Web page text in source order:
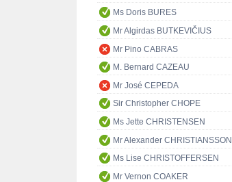
Ms Doris BURES
Mr Algirdas BUTKEVIČIUS
Mr Pino CABRAS
M. Bernard CAZEAU
Mr José CEPEDA
Sir Christopher CHOPE
Ms Jette CHRISTENSEN
Mr Alexander CHRISTIANSSON
Ms Lise CHRISTOFFERSEN
Mr Vernon COAKER